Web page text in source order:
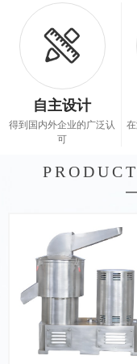
自主设计
得到国内外企业的广泛认
可
PRODUCT